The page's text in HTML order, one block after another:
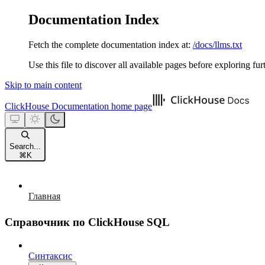
Documentation Index
Fetch the complete documentation index at: /docs/llms.txt
Use this file to discover all available pages before exploring
Skip to main content
ClickHouse Documentation home page
Search...
⌘ K
Главная
Справочник по ClickHouse SQL
Синтаксис